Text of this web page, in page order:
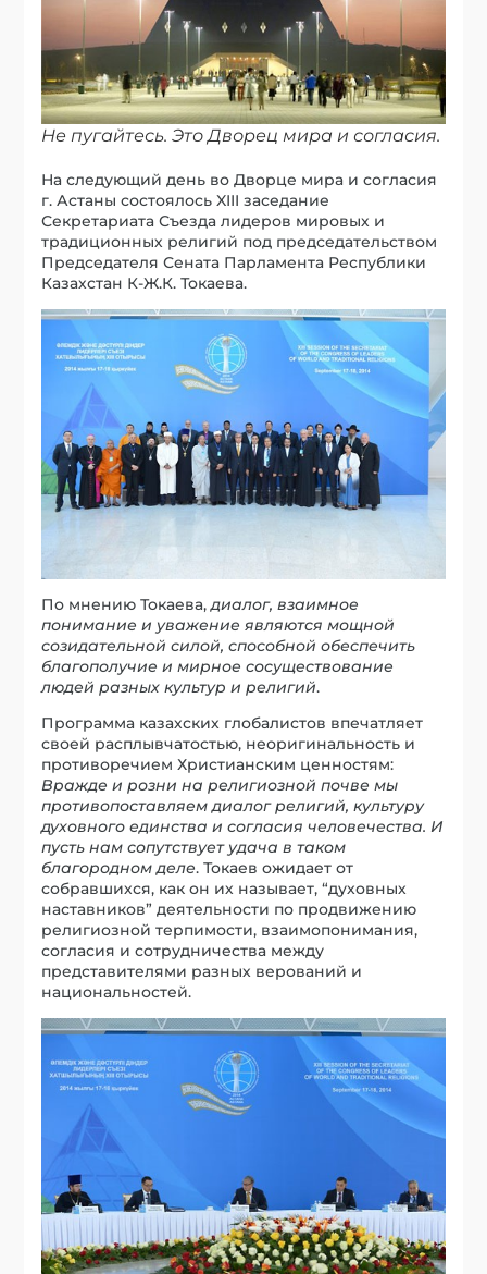
Не пугайтесь. Это Дворец мира и согласия.
На следующий день во Дворце мира и согласия
г. Астаны состоялось XIII заседание
Секретариата Съезда лидеров мировых и
традиционных религий под председательством
Председателя Сената Парламента Республики
Казахстан К-Ж.К. Токаева.
По мнению Токаева,диалог, взаимное
понимание и уважение являются мощной
созидательной силой, способной обеспечить
благополучие и мирное сосуществование
людей разных культур и религий.
Программа казахских глобалистов впечатляет
своей расплывчатостью, неоригинальность и
противоречием Христианским ценностям:
Вражде и розни на религиозной почве мы
противопоставляем диалог религий, культуру
духовного единства и согласия человечества. И
пусть нам сопутствует удача в таком
благородном деле. Токаев ожидает от
собравшихся, как он их называет, “духовных
наставников” деятельности по продвижению
религиозной терпимости, взаимопонимания,
согласия и сотрудничества между
представителями разных верований и
национальностей.